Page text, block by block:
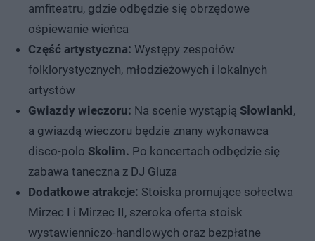
amfiteatru, gdzie odbędzie się obrzędowe
ośpiewanie wieńca
Część artystyczna: Występy zespołów
folklorystycznych, młodzieżowych i lokalnych
artystów
Gwiazdy wieczoru: Na scenie wystąpią Słowianki,
a gwiazdą wieczoru będzie znany wykonawca
disco-polo Skolim. Po koncertach odbędzie się
zabawa taneczna z DJ Gluza
Dodatkowe atrakcje: Stoiska promujące sołectwa
Mirzec I i Mirzec II, szeroka oferta stoisk
wystawienniczo-handlowych oraz bezpłatne